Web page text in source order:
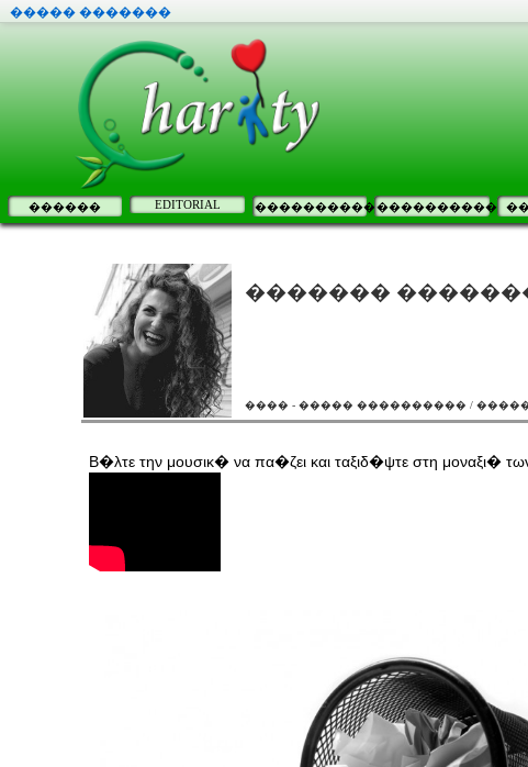
����� �������
������ EDITORIAL ��������������������
�������
���� - ����� ���������� /
Β�λτε την μουσικ� να πα�ζει και ταξιδ�ψτε στη μοναξι�